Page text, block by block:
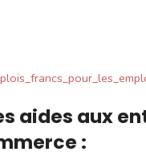
aides aux
: